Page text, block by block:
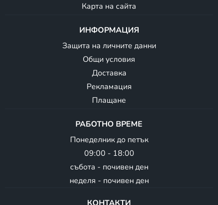
Карта на сайта
ИНФОРМАЦИЯ
Защита на личните данни
Общи условия
Доставка
Рекламация
Плащане
РАБОТНО ВРЕМЕ
Понеделник до петък
09:00 - 18:00
събота - почивен ден
неделя - почивен ден